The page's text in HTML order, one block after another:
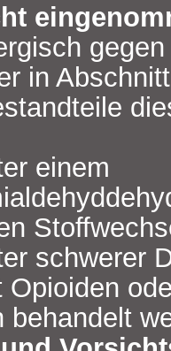
in
einem
schwerer
behandelt